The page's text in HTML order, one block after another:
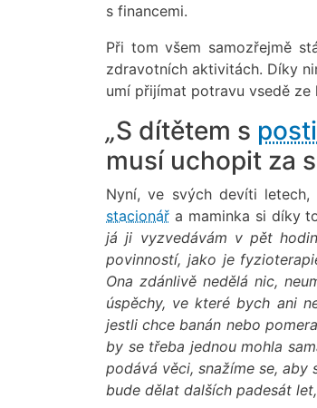
s financemi.
Při tom všem samozřejmě
zdravotních aktivitách. Díky
umí přijímat potravu vsedě
„S dítětem s
musí uchopit za
Nyní, ve svých devíti letech,
stacionář a maminka si díky
já ji vyzvedávám v pět
povinností, jako je
Ona zdánlivě nedělá nic,
úspěchy, ve které bych ani
jestli chce banán nebo
by se třeba jednou mohla
podává věci, snažíme se,
bude dělat dalších padesát